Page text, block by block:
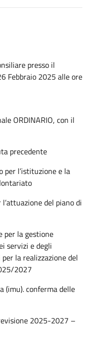
presso il
Febbraio 2025 alle ore
ORDINARIO, con il
precedente
per l’istituzione e la
del piano di
per la gestione
servizi e degli
la realizzazione del
2027
(imu). conferma delle
2025-2027 –